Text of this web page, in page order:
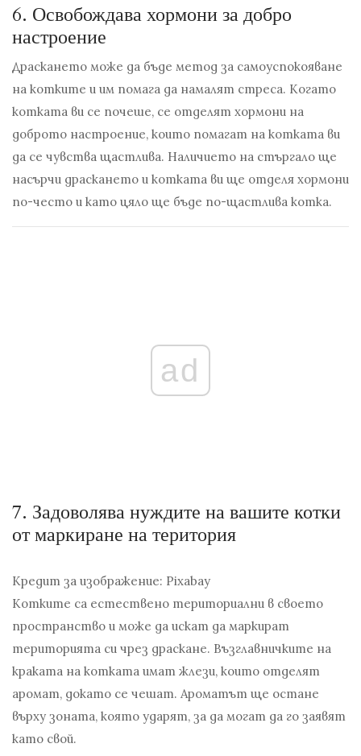
6. Освобождава хормони за добро
настроение
Драскането може да бъде метод за самоуспокояване
на котките и им помага да намалят стреса. Когато
котката ви се почеше, се отделят хормони на
доброто настроение, които помагат на котката ви
да се чувства щастлива. Наличието на стъргало ще
насърчи драскането и котката ви ще отделя хормони
по-често и като цяло ще бъде по-щастлива котка.
ad
7. Задоволява нуждите на вашите котки
от маркиране на територия
Кредит за изображение: Pixabay
Котките са естествено териториални в своето
пространство и може да искат да маркират
територията си чрез драскане. Възглавничките на
краката на котката имат жлези, които отделят
аромат, докато се чешат. Ароматът ще остане
върху зоната, която ударят, за да могат да го заявят
като свой.